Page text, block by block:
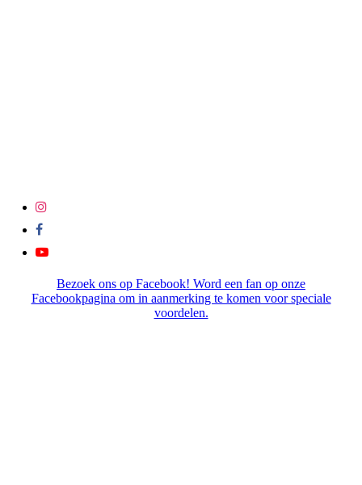
Bezoek ons op Facebook! Word een fan op onze
Facebookpagina om in aanmerking te komen voor speciale
voordelen.